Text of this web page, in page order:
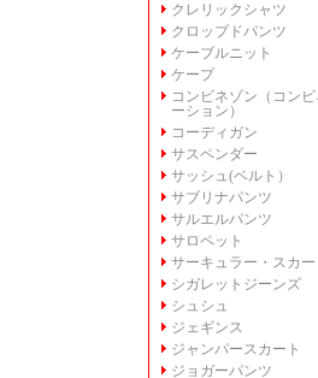
クレリックシャツ
クロップドパンツ
ケーブルニット
ケープ
コンビネゾン（コン
ーション）
コーディガン
サスペンダー
サッシュ(ベルト）
サブリナパンツ
サルエルパンツ
サロペット
サーキュラー・スカ
シガレットジーンズ
シュシュ
ジェギンス
ジャンパースカート
ジョガーパンツ